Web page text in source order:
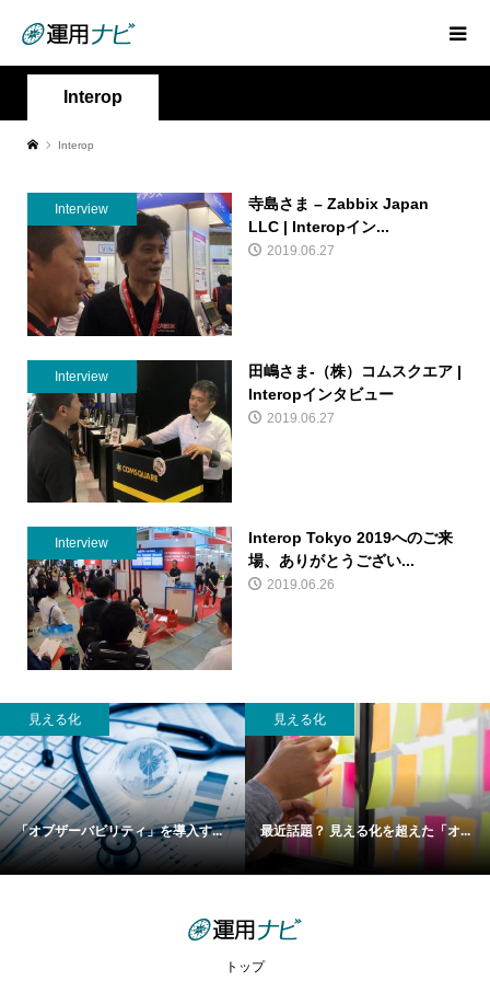
Interop
Interop
Interview
寺島さま – Zabbix Japan
LLC | Interopイン...
2019.06.27
Interview
田嶋さま-（株）コムスクエア |
Interopインタビュー
2019.06.27
Interview
Interop Tokyo 2019へのご来
場、ありがとうござい...
2019.06.26
見える化
「オブザーバビリティ」を導入す...
見える化
最近話題？ 見える化を超えた「オ...
トップ